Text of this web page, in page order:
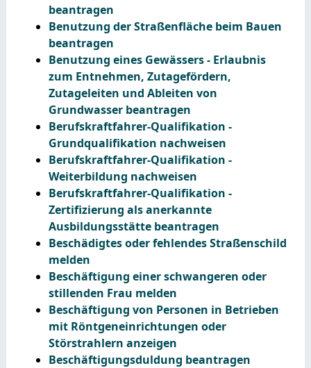
beantragen
Benutzung der Straßenfläche beim Bauen
beantragen
Benutzung eines Gewässers - Erlaubnis
zum Entnehmen, Zutagefördern,
Zutageleiten und Ableiten von
Grundwasser beantragen
Berufskraftfahrer-Qualifikation -
Grundqualifikation nachweisen
Berufskraftfahrer-Qualifikation -
Weiterbildung nachweisen
Berufskraftfahrer-Qualifikation -
Zertifizierung als anerkannte
Ausbildungsstätte beantragen
Beschädigtes oder fehlendes Straßenschild
melden
Beschäftigung einer schwangeren oder
stillenden Frau melden
Beschäftigung von Personen in Betrieben
mit Röntgeneinrichtungen oder
Störstrahlern anzeigen
Beschäftigungsduldung beantragen